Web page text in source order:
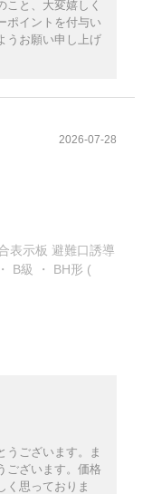
と、大変嬉しく
ポイントを付与い
うお願い申し上げ
2026-07-28
表示板 避難口誘導
B級 ・ BH形 (
うございます。ま
ございます。価格
く思っておりま